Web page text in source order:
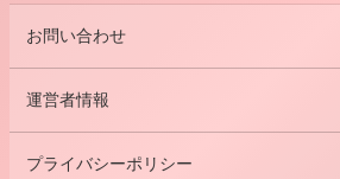
お問い合わせ
運営者情報
プライバシーポリシー